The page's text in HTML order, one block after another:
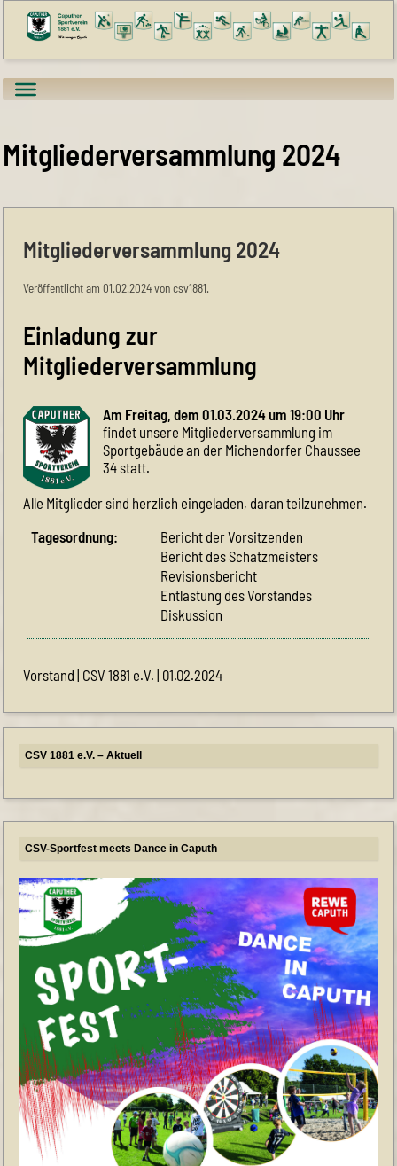
Mitgliederversammlung 2024
Mitgliederversammlung 2024
Veröffentlicht am 01.02.2024 von csv1881.
Einladung zur
Mitgliederversammlung
Am Freitag, dem 01.03.2024 um 19:00 Uhr
findet unsere Mitgliederversammlung im
Sportgebäude an der Michendorfer Chaussee
34 statt.
Alle Mitglieder sind herzlich eingeladen, daran teilzunehmen.
Tagesordnung:
Bericht der Vorsitzenden
Bericht des Schatzmeisters
Revisionsbericht
Entlastung des Vorstandes
Diskussion
Vorstand | CSV 1881 e.V. | 01.02.2024
CSV 1881 e.V. – Aktuell
CSV-Sportfest meets Dance in Caputh